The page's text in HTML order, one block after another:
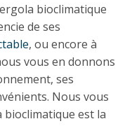
bioclimatique
de ses
, ou encore à
vous en donnons
ses
Nous vous
bioclimatique est la